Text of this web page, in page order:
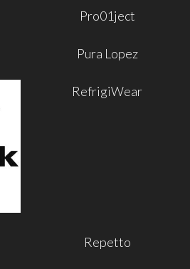
Pro01ject
Pura Lopez
RefrigiWear
Repetto